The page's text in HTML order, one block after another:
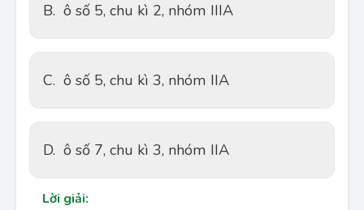
B. ô số 5, chu kì 2, nhóm IIIA
C. ô số 5, chu kì 3, nhóm IIA
D. ô số 7, chu kì 3, nhóm IIA
Lời giải: